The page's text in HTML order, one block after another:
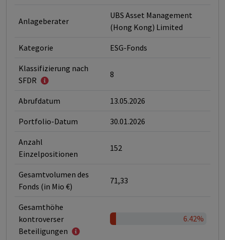
Anlageberater
UBS Asset Management
(Hong Kong) Limited
Kategorie ESG-Fonds
Klassifizierung nach
SFDR
8
Abrufdatum 13.05.2026
Portfolio-Datum 30.01.2026
Anzahl
Einzelpositionen
152
Gesamtvolumen des
Fonds (in Mio €)
71,33
Gesamthöhe
kontroverser
Beteiligungen
6.42%